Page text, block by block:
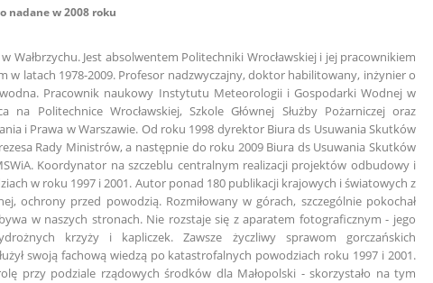
nadane w 2008 roku
Wałbrzychu. Jest absolwentem Politechniki Wrocławskiej i jej pracownikiem
w latach 1978-2009. Profesor nadzwyczajny, doktor habilitowany, inżynier o
Pracownik naukowy Instytutu Meteorologii i Gospodarki Wodnej w
na Politechnice Wrocławskiej, Szkole Głównej Służby Pożarniczej oraz
i Prawa w Warszawie. Od roku 1998 dyrektor Biura ds Usuwania Skutków
Rady Ministrów, a następnie do roku 2009 Biura ds Usuwania Skutków
Koordynator na szczeblu centralnym realizacji projektów odbudowy i
w roku 1997 i 2001. Autor ponad 180 publikacji krajowych i światowych z
ochrony przed powodzią. Rozmiłowany w górach, szczególnie pokochał
w naszych stronach. Nie rozstaje się z aparatem fotograficznym - jego
krzyży i kapliczek. Zawsze życzliwy sprawom gorczańskich
swoją fachową wiedzą po katastrofalnych powodziach roku 1997 i 2001.
przy podziale rządowych środków dla Małopolski - skorzystało na tym